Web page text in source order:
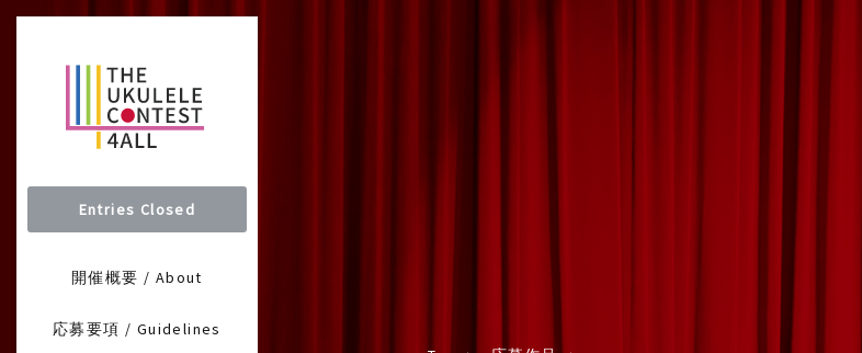
Entries Closed
開催概要 / About
応募要項 / Guidelines